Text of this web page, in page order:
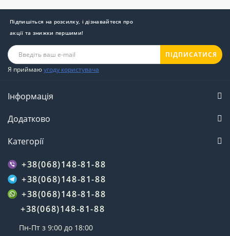
Підпишіться на розсилку, і дізнавайтеся про
акції та знижки першими!
ПІДПИСАТИСЯ
Я приймаюугоду користувача
Інформація
Додатково
Категорії
+38(068)148-81-88
+38(068)148-81-88
+38(068)148-81-88
+38(068)148-81-88
Пн-Пт з 9:00 до 18:00